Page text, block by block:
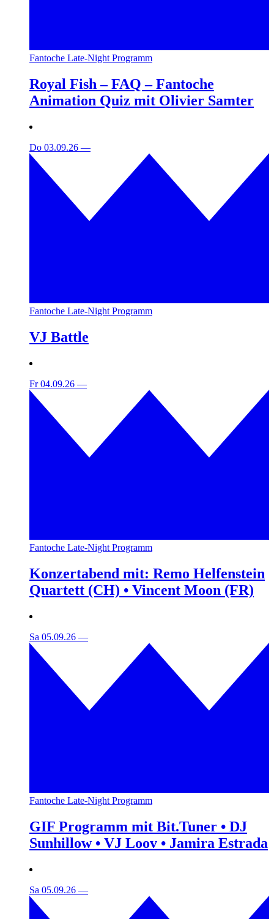
Fantoche Late-Night Programm
Royal Fish – FAQ – Fantoche
Animation Quiz mit Olivier Samter
Do 03.09.26 —
Fantoche Late-Night Programm
VJ Battle
Fr 04.09.26 —
Fantoche Late-Night Programm
Konzertabend mit: Remo Helfenstein
Quartett (CH) • Vincent Moon (FR)
Sa 05.09.26 —
Fantoche Late-Night Programm
GIF Programm mit Bit.Tuner • DJ
Sunhillow • VJ Loov • Jamira Estrada
Sa 05.09.26 —